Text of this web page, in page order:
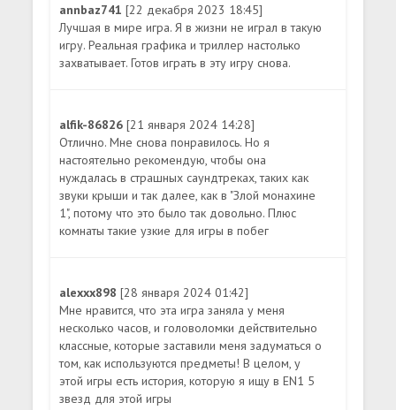
annbaz741[22 декабря 2023 18:45]
Лучшая в мире игра. Я в жизни не играл в такую
игру. Реальная графика и триллер настолько
захватывает. Готов играть в эту игру снова.
alfik-86826[21 января 2024 14:28]
Отлично. Мне снова понравилось. Но я
настоятельно рекомендую, чтобы она
нуждалась в страшных саундтреках, таких как
звуки крыши и так далее, как в "Злой монахине
1", потому что это было так довольно. Плюс
комнаты такие узкие для игры в побег
alexxx898[28 января 2024 01:42]
Мне нравится, что эта игра заняла у меня
несколько часов, и головоломки действительно
классные, которые заставили меня задуматься о
том, как используются предметы! В целом, у
этой игры есть история, которую я ищу в EN1 5
звезд для этой игры